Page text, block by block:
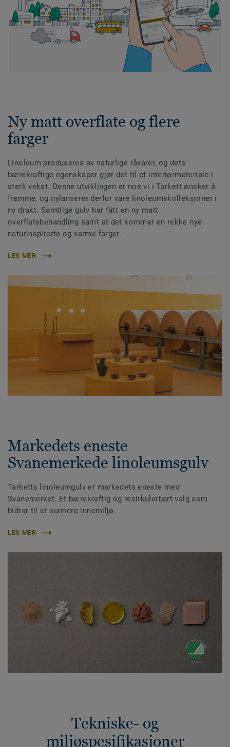
Ny matt overflate og flere
farger
Linoleum produseres av naturlige råvarer, og dets
bærekraftige egenskaper gjør det til et interiørmateriale i
sterk vekst. Denne utviklingen er noe vi i Tarkett ønsker å
fremme, og nylanserer derfor våre linoleumskolleksjoner i
ny drakt. Samtlige gulv har fått en ny matt
overflatebehandling samt at det kommer en rekke nye
naturinspirerte og varme farger.
LES MER
Markedets eneste
Svanemerkede linoleumsgulv
Tarketts linoleumgulv er markedets eneste med
Svanemerket. Et bærekraftig og resirkulerbart valg som
bidrar til et sunnere innemiljø.
LES MER
Tekniske- og
miljøspesifikasjoner